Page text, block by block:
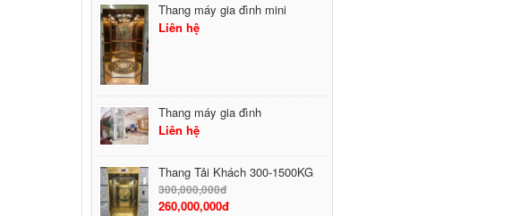
Thang máy gia đình mini
Liên hệ
Thang máy gia đình
Liên hệ
Thang Tải Khách 300-1500KG
300,000,000đ
260,000,000đ